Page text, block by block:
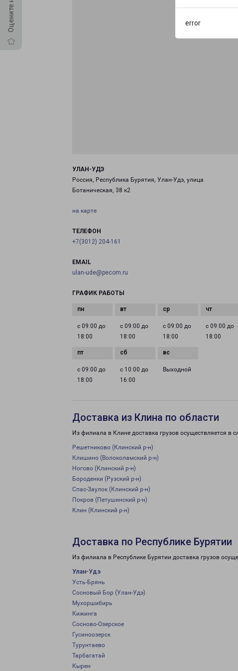
error
УЛАН-УДЭ
Россия, Республика Бурятия, Улан-Удэ, улица
Ботаническая, 38 к2
на карте
ТЕЛЕФОН
+7(3012) 204-161
EMAIL
ulan-ude@pecom.ru
ГРАФИК РАБОТЫ
с 09:00 до
18:00
с 09:00 до
18:00
с 09:00 до
18:00
с 09:00 до
18:00
с 09:00 до
18:00
с 10:00 до
16:00
Выходной
Доставка из Клина по области
Из филиала в Клине доставка грузов осуществляется в
Решетниково (Клинский р-н)
Клишино (Волоколамский р-н)
Ногово (Клинский р-н)
Бороденки (Рузский р-н)
Спас-Заулок (Клинский р-н)
Покров (Петушинский р-н)
Клин (Клинский р-н)
Доставка по Республике Бурятии
Из филиала в Республике Бурятии доставка грузов
Улан-Удэ
Усть-Брянь
Сосновый Бор (Улан-Удэ)
Мухоршибирь
Кижинга
Сосново-Озерское
Гусиноозерск
Турунтаево
Тарбагатай
Кырен